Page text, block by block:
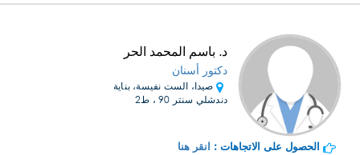
د. باسم المحمد الحر
دكتور أسنان
صيدا، الست نفيسة، بناية
دندشلي سنتر 90 ، ط2
الحصول على الاتجاهات : انقر هنا